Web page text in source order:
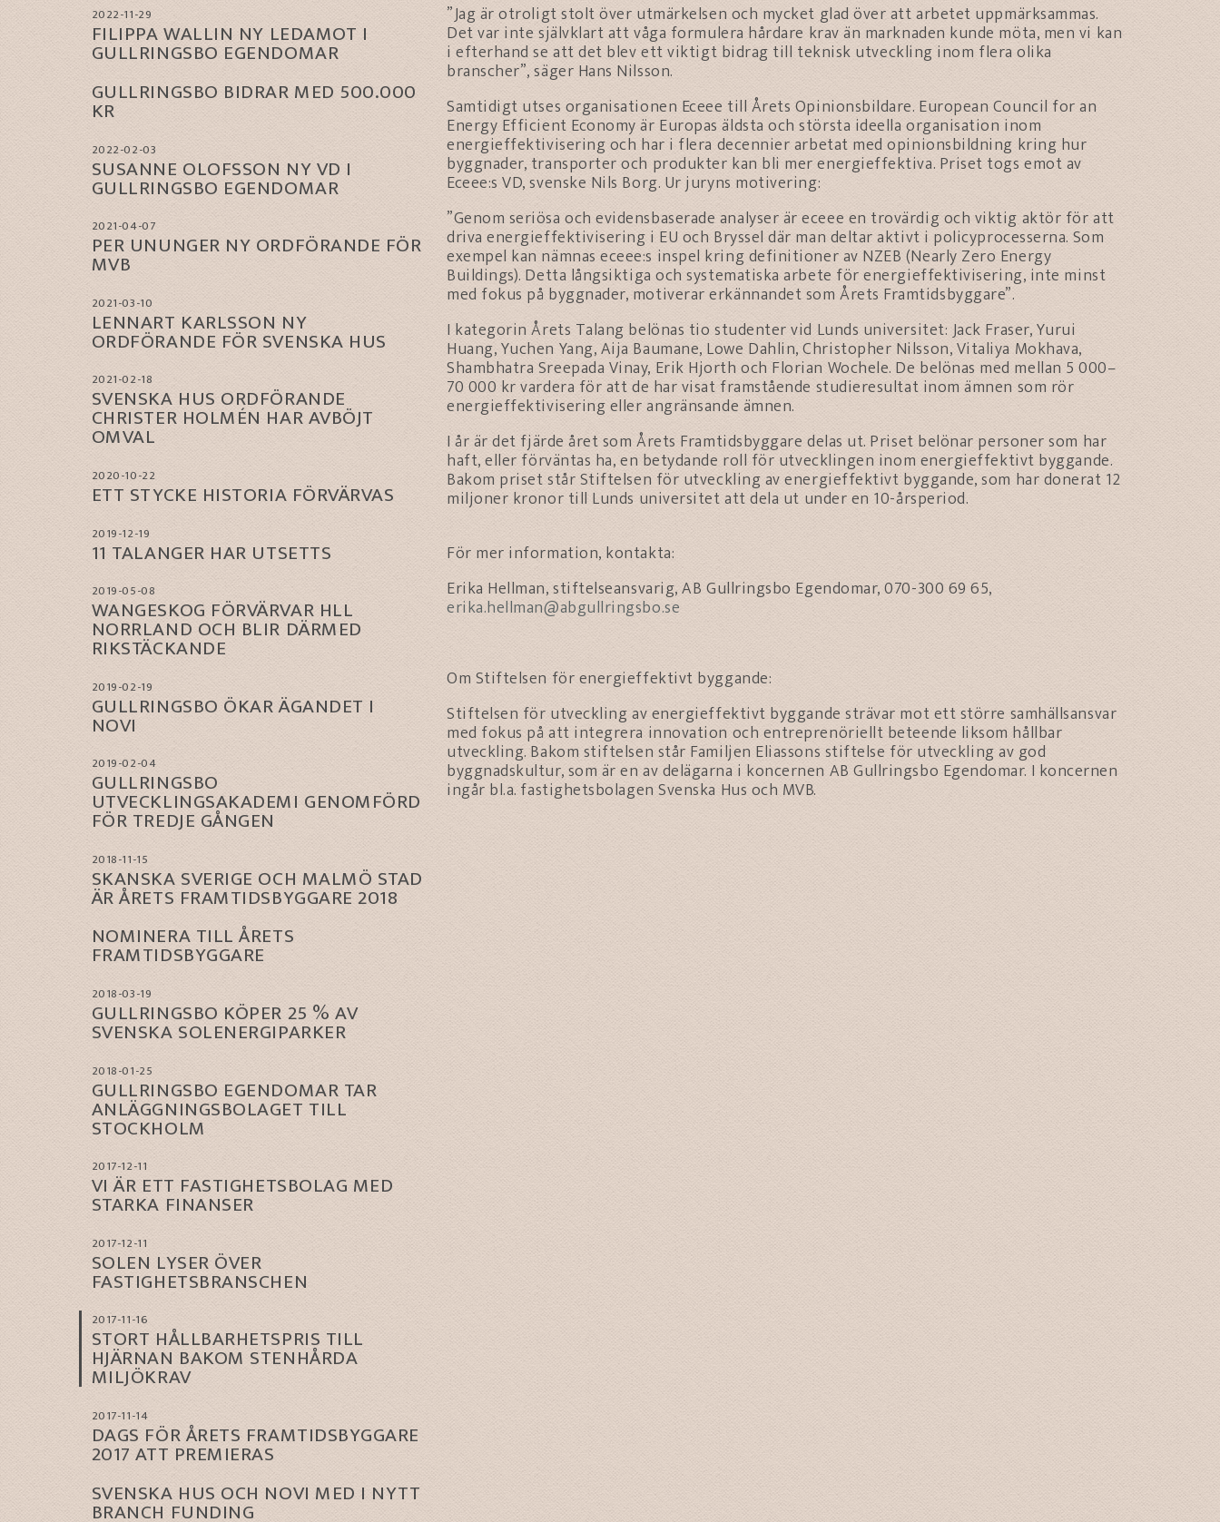
”Jag är otroligt stolt över utmärkelsen och mycket glad över att arbetet uppmärksammas.
Det var inte självklart att våga formulera hårdare krav än marknaden kunde möta, men vi kan
i efterhand se att det blev ett viktigt bidrag till teknisk utveckling inom flera olika
branscher”, säger Hans Nilsson.
Samtidigt utses organisationen Eceee till Årets Opinionsbildare. European Council for an
Energy Efficient Economy är Europas äldsta och största ideella organisation inom
energieffektivisering och har i flera decennier arbetat med opinionsbildning kring hur
byggnader, transporter och produkter kan bli mer energieffektiva. Priset togs emot av
Eceee:s VD, svenske Nils Borg. Ur juryns motivering:
”Genom seriösa och evidensbaserade analyser är eceee en trovärdig och viktig aktör för att
driva energieffektivisering i EU och Bryssel där man deltar aktivt i policyprocesserna. Som
exempel kan nämnas eceee:s inspel kring definitioner av NZEB (Nearly Zero Energy
Buildings). Detta långsiktiga och systematiska arbete för energieffektivisering, inte minst
med fokus på byggnader, motiverar erkännandet som Årets Framtidsbyggare”.
I kategorin Årets Talang belönas tio studenter vid Lunds universitet: Jack Fraser, Yurui
Huang, Yuchen Yang, Aija Baumane, Lowe Dahlin, Christopher Nilsson, Vitaliya Mokhava,
Shambhatra Sreepada Vinay, Erik Hjorth och Florian Wochele. De belönas med mellan 5 000–
70 000 kr vardera för att de har visat framstående studieresultat inom ämnen som rör
energieffektivisering eller angränsande ämnen.
I år är det fjärde året som Årets Framtidsbyggare delas ut. Priset belönar personer som har
haft, eller förväntas ha, en betydande roll för utvecklingen inom energieffektivt byggande.
Bakom priset står Stiftelsen för utveckling av energieffektivt byggande, som har donerat 12
miljoner kronor till Lunds universitet att dela ut under en 10-årsperiod.
För mer information, kontakta:
Erika Hellman, stiftelseansvarig, AB Gullringsbo Egendomar, 070-300 69 65,
erika.hellman@abgullringsbo.se
Om Stiftelsen för energieffektivt byggande:
Stiftelsen för utveckling av energieffektivt byggande strävar mot ett större samhällsansvar
med fokus på att integrera innovation och entreprenöriellt beteende liksom hållbar
utveckling. Bakom stiftelsen står Familjen Eliassons stiftelse för utveckling av god
byggnadskultur, som är en av delägarna i koncernen AB Gullringsbo Egendomar. I koncernen
ingår bl.a. fastighetsbolagen Svenska Hus och MVB.
2022-11-29
FILIPPA WALLIN NY LEDAMOT I
GULLRINGSBO EGENDOMAR
GULLRINGSBO BIDRAR MED 500.000
KR
2022-02-03
SUSANNE OLOFSSON NY VD I
GULLRINGSBO EGENDOMAR
2021-04-07
PER UNUNGER NY ORDFÖRANDE FÖR
MVB
2021-03-10
LENNART KARLSSON NY
ORDFÖRANDE FÖR SVENSKA HUS
2021-02-18
SVENSKA HUS ORDFÖRANDE
CHRISTER HOLMÉN HAR AVBÖJT
OMVAL
2020-10-22
ETT STYCKE HISTORIA FÖRVÄRVAS
2019-12-19
11 TALANGER HAR UTSETTS
2019-05-08
WANGESKOG FÖRVÄRVAR HLL
NORRLAND OCH BLIR DÄRMED
RIKSTÄCKANDE
2019-02-19
GULLRINGSBO ÖKAR ÄGANDET I
NOVI
2019-02-04
GULLRINGSBO
UTVECKLINGSAKADEMI GENOMFÖRD
FÖR TREDJE GÅNGEN
2018-11-15
SKANSKA SVERIGE OCH MALMÖ STAD
ÄR ÅRETS FRAMTIDSBYGGARE 2018
NOMINERA TILL ÅRETS
FRAMTIDSBYGGARE
2018-03-19
GULLRINGSBO KÖPER 25 % AV
SVENSKA SOLENERGIPARKER
2018-01-25
GULLRINGSBO EGENDOMAR TAR
ANLÄGGNINGSBOLAGET TILL
STOCKHOLM
2017-12-11
VI ÄR ETT FASTIGHETSBOLAG MED
STARKA FINANSER
2017-12-11
SOLEN LYSER ÖVER
FASTIGHETSBRANSCHEN
2017-11-16
STORT HÅLLBARHETSPRIS TILL
HJÄRNAN BAKOM STENHÅRDA
MILJÖKRAV
2017-11-14
DAGS FÖR ÅRETS FRAMTIDSBYGGARE
2017 ATT PREMIERAS
SVENSKA HUS OCH NOVI MED I NYTT
BRANCH FUNDING